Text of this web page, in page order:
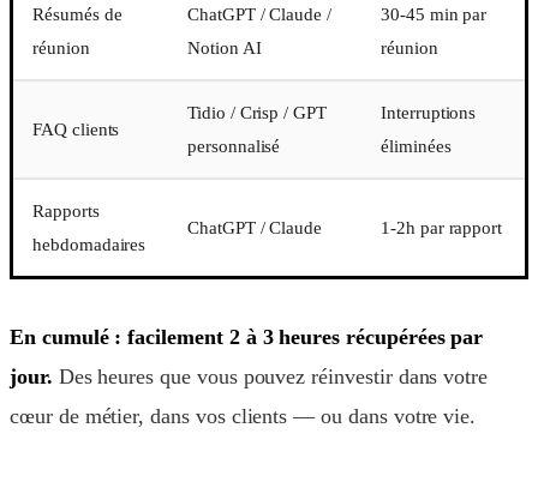
Résumés de
réunion
ChatGPT / Claude /
Notion AI
30-45 min par
réunion
FAQ clients
Tidio / Crisp / GPT
personnalisé
Interruptions
éliminées
Rapports
hebdomadaires
ChatGPT / Claude 1-2h par rapport
En cumulé : facilement 2 à 3 heures récupérées par
jour. Des heures que vous pouvez réinvestir dans votre
cœur de métier, dans vos clients — ou dans votre vie.